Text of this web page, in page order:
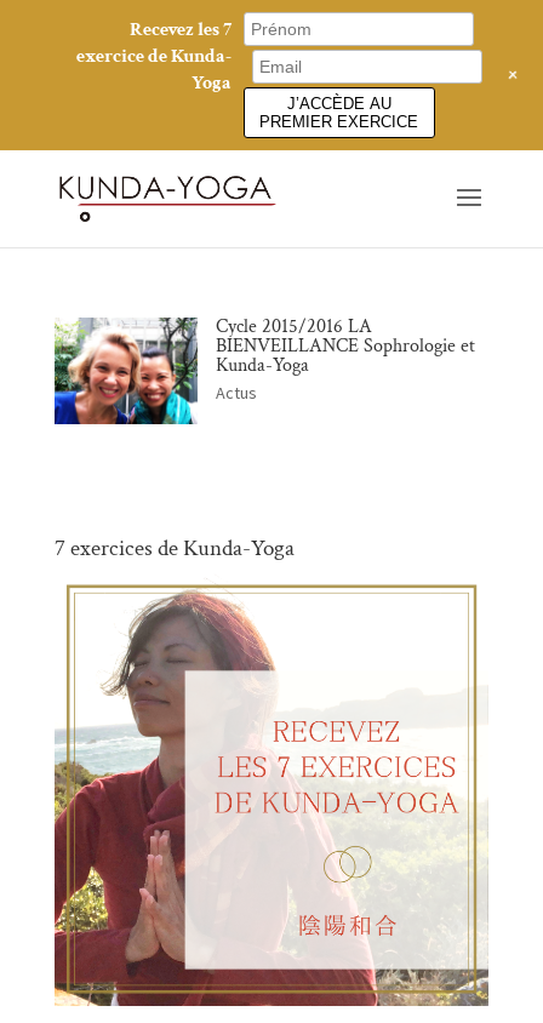
Cycle 2015/2016 LA
BIENVEILLANCE Sophrologie et
Kunda-Yoga
Actus
7 exercices de Kunda-Yoga
Recevez les 7
exercice de Kunda-
Yoga
J’ACCÈDE AU
PREMIER EXERCICE
+